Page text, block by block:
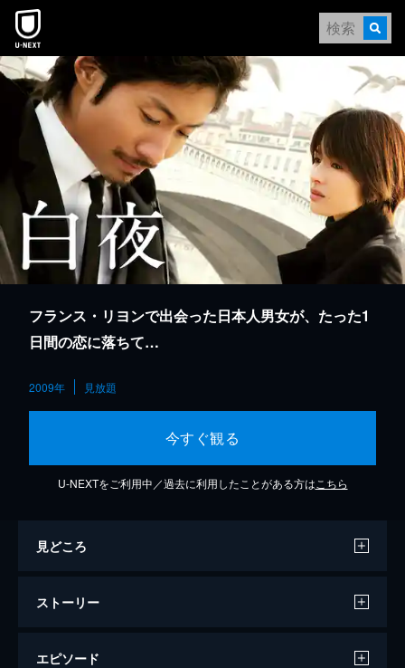
本文へスキップ
フランス・リヨンで出会った日本人男女が、たった1
日間の恋に落ちて…
2009年 見放題
今すぐ観る
U-NEXTをご利用中／過去に利用したことがある方は こちら
見どころ
ストーリー
エピソード